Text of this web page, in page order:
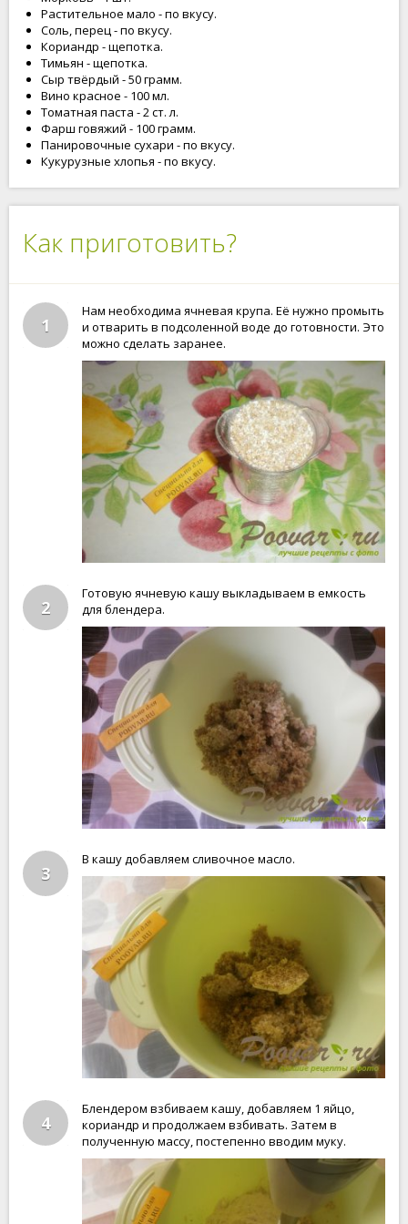
Растительное мало - по вкусу.
Соль, перец - по вкусу.
Кориандр - щепотка.
Тимьян - щепотка.
Сыр твёрдый - 50 грамм.
Вино красное - 100 мл.
Томатная паста - 2 ст. л.
Фарш говяжий - 100 грамм.
Панировочные сухари - по вкусу.
Кукурузные хлопья - по вкусу.
Как приготовить?
1
Нам необходима ячневая крупа. Её нужно промыть
и отварить в подсоленной воде до готовности. Это
можно сделать заранее.
2
Готовую ячневую кашу выкладываем в емкость
для блендера.
3
В кашу добавляем сливочное масло.
4
Блендером взбиваем кашу, добавляем 1 яйцо,
кориандр и продолжаем взбивать. Затем в
полученную массу, постепенно вводим муку.